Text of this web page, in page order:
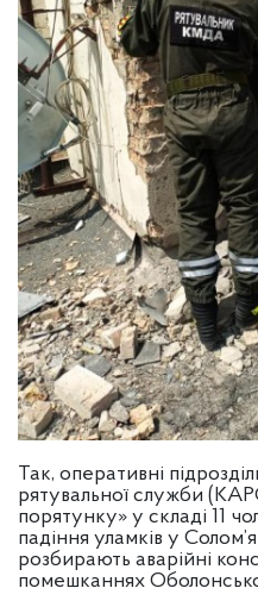
Так, оперативні
рятувальної служби
порятунку» у складі 11
падіння уламків у
розбирають аварійні
помешканнях